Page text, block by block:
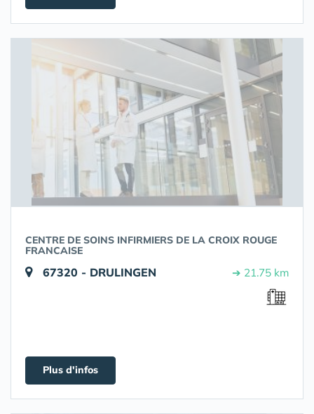
CENTRE DE SOINS INFIRMIERS DE LA CROIX ROUGE
FRANCAISE
67320 - DRULINGEN ➔ 21.75 km
Plus d'infos